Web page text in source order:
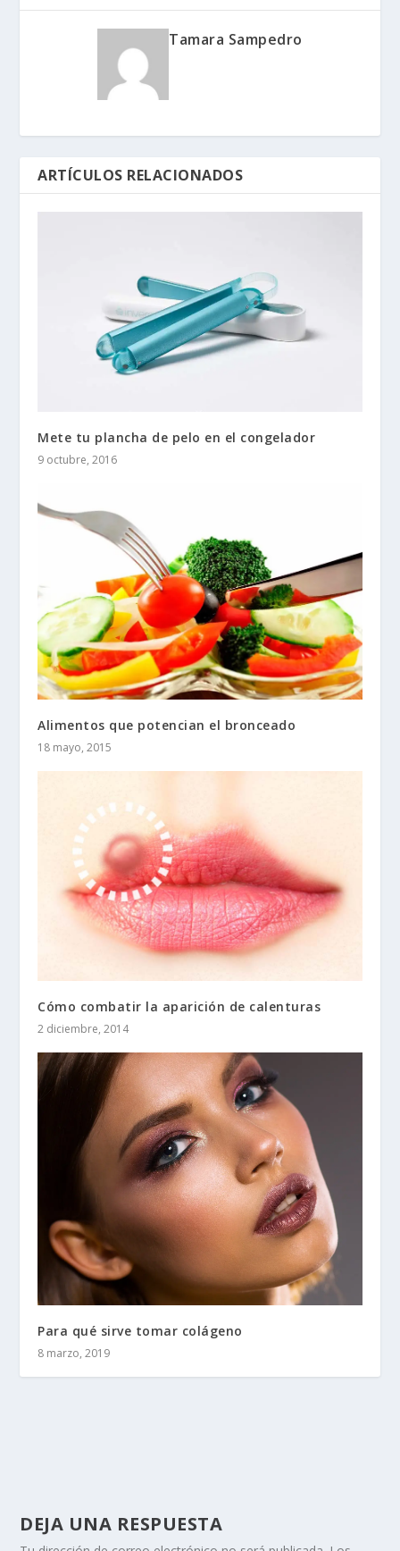
Tamara Sampedro
ARTÍCULOS RELACIONADOS
Mete tu plancha de pelo en el congelador
9 octubre, 2016
Alimentos que potencian el bronceado
18 mayo, 2015
Cómo combatir la aparición de calenturas
2 diciembre, 2014
Para qué sirve tomar colágeno
8 marzo, 2019
DEJA UNA RESPUESTA